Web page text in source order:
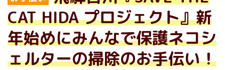
CAT HIDA プロジェクト』新
年始めにみんなで保護ネコシ
ェルターの掃除のお手伝い！